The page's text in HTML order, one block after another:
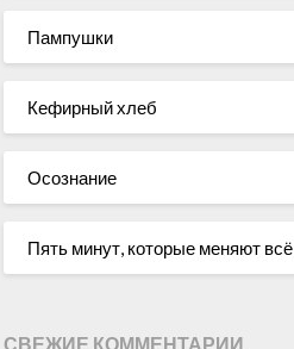
Пампушки
Кефирный хлеб
Осознание
Пять минут, которые меняют всё
СВЕЖИЕ КОММЕНТАРИИ